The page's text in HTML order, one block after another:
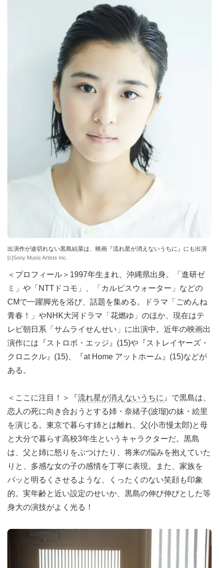
出演作が途切れない黒島結菜は、映画『流れ星が消えないうちに』にも出演
[c]Sony Music Artists Inc.
＜プロフィール＞1997年生まれ、沖縄県出身。「進研ゼ
ミ」や「NTTドコモ」、「カルピスウォーター」などの
CMで一躍脚光を浴び、話題を集める。ドラマ「ごめんね
青春！」やNHK大河ドラマ「花燃ゆ」のほか、現在はテ
レビ朝日系「サムライせんせい」に出演中。近年の映画出
演作には『ストロボ・エッジ』(15)や『ストレイヤーズ・
クロニクル』(15)、『at Home アットホーム』(15)などが
ある。
＜ここに注目！＞『流れ星が消えないうちに 』で黒島は、
恋人の死に向き合おうとする姉・奈緒子(波瑠)の妹・絵里
を演じる。東京で暮らす姉とは離れ、父(小市慢太郎)と母
と大分で暮らす高校3年生というキャラクターだ。黒島
は、父と姉に怒りをぶつけたり、将来の悩みを抱えていた
りと、多感な女の子の感情を丁寧に表現。また、家族を
パッと明るくさせるような、くったくのない笑顔も印象
的。実年齢と近い設定のせいか、黒島の伸び伸びとした等
身大の演技がよく光る！